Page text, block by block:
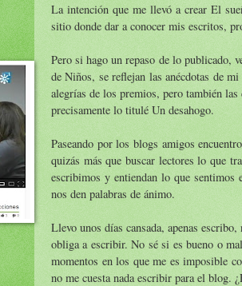
La intención que me llevó a crear El
sitio donde dar a conocer mis escritos,
Pero si hago un repaso de lo publicado,
de Niños, se reflejan las anécdotas de
alegrías de los premios, pero también
precisamente lo titulé Un desahogo.
Paseando por los blogs amigos
quizás más que buscar lectores lo que
escribimos y entiendan lo que sentimos
nos den palabras de ánimo.
Llevo unos días cansada, apenas
obliga a escribir. No sé si es bueno o
momentos en los que me es imposible
no me cuesta nada escribir para el blog.